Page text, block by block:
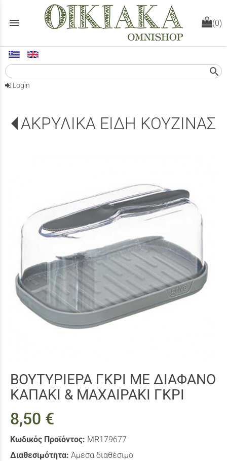
menu (0)
search
Login
ΑΚΡΥΛΙΚΑ ΕΙΔΗ ΚΟΥΖΙΝΑΣ
ΒΟΥΤΥΡΙΕΡΑ ΓΚΡΙ ΜΕ ΔΙΑΦΑΝΟ
ΚΑΠΑΚΙ & ΜΑΧΑΙΡΑΚΙ ΓΚΡΙ
8,50 €
Κωδικός Προϊόντος: MR179677
Διαθεσιμότητα: Άμεσα διαθέσιμο